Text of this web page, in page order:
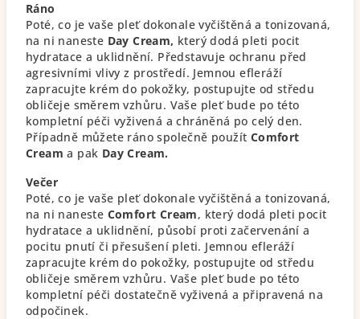
Ráno
Poté, co je vaše pleť dokonale vyčištěná a tonizovaná,
na ni naneste Day Cream, který dodá pleti pocit
hydratace a uklidnění. Představuje ochranu před
agresivními vlivy z prostředí. Jemnou efleráží
zapracujte krém do pokožky, postupujte od středu
obličeje směrem vzhůru. Vaše pleť bude po této
kompletní péči vyživená a chráněná po celý den.
Případně můžete ráno společně použít Comfort
Cream a pak Day Cream.
Večer
Poté, co je vaše pleť dokonale vyčištěná a tonizovaná,
na ni naneste Comfort Cream, který dodá pleti pocit
hydratace a uklidnění, působí proti začervenání a
pocitu pnutí či přesušení pleti. Jemnou efleráží
zapracujte krém do pokožky, postupujte od středu
obličeje směrem vzhůru. Vaše pleť bude po této
kompletní péči dostatečně vyživená a připravená na
odpočinek.